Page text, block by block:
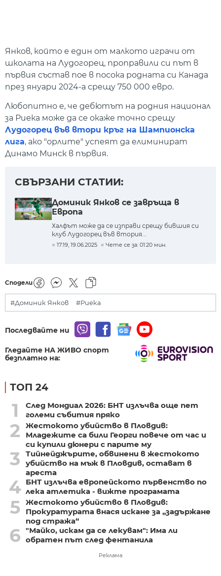
Янков, който е един от малкото играчи от
школата на Лудогорец, проправили си път в
първия състав пое в посока родната си Канада
през януари 2024-а срещу 750 000 евро.
Любопитно е, че дебютът на родния национал
за Риека може да се окаже точно срещу
Лудогорец във втори кръг на Шампионска
лига, ако "орлите" успеят да елиминират
Динамо Минск в първия.
СВЪРЗАНИ СТАТИИ:
Доминик Янков се завръща в
Европа
Халфът може да се изправи срещу бившия си
клуб Лудогорец във втория...
17:19, 19.06.2025 Чете се за: 01:20 мин.
Сподели
#Доминик Янков #Риека
Последвайте ни
Гледайте НА ЖИВО спорт
безплатно на:
ТОП 24
1
След Мондиал 2026: БНТ излъчва още пет
големи събития пряко
2
Жестокото убийство в Пловдив:
Младежите са били Георги повече от час и
си купили дюнери с парите му
3
Тийнейджърите, обвинени в жестокото
убийство на мъж в Пловдив, остават в
ареста
4 БНТ излъчва европейското първенство по
лека атлетика - вижте програмата
5 Жестокото убийство в Пловдив:
Прокуратурата внася искане за „задържане
под стража“
6 "Майко, искам да се лекувам": Има ли
обратен път след фентанила
Реклама